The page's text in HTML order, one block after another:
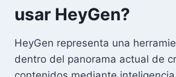
usar HeyGen?
HeyGen representa una
dentro del panorama actual de